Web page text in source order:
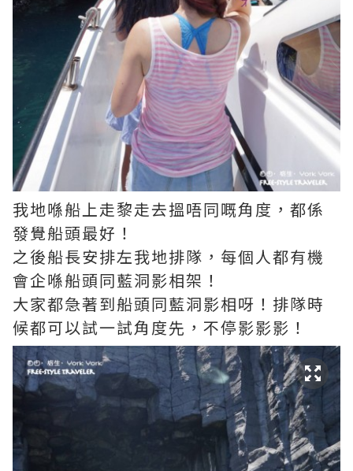
我地喺船上走黎走去搵唔同嘅角度，都係
發覺船頭最好！
之後船長安排左我地排隊，每個人都有機
會企喺船頭同藍洞影相架！
大家都急著到船頭同藍洞影相呀！排隊時
候都可以試一試角度先，不停影影影！